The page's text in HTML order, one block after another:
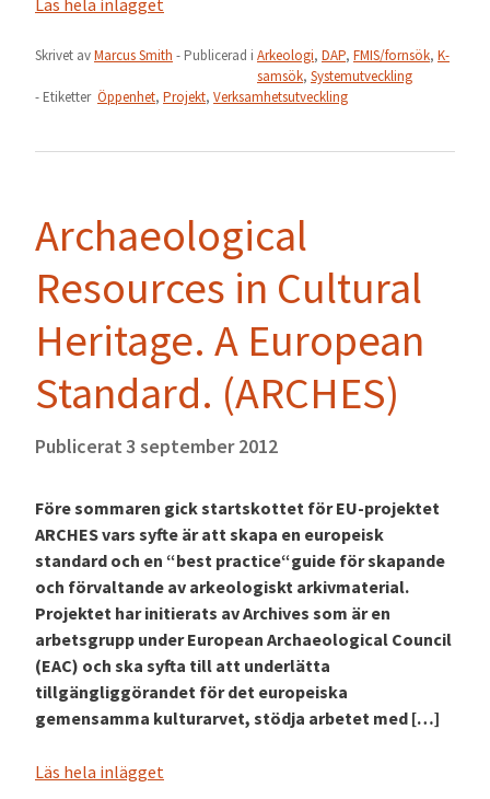
Läs hela inlägget
Skrivet avMarcus Smith - Publicerad i Arkeologi, DAP, FMIS/fornsök, K-
samsök, Systemutveckling
- Etiketter Öppenhet, Projekt, Verksamhetsutveckling
Archaeological
Resources in Cultural
Heritage. A European
Standard. (ARCHES)
Publicerat3 september 2012
Före sommaren gick startskottet för EU-projektet
ARCHES vars syfte är att skapa en europeisk
standard och en “best practice“guide för skapande
och förvaltande av arkeologiskt arkivmaterial.
Projektet har initierats av Archives som är en
arbetsgrupp under European Archaeological Council
(EAC) och ska syfta till att underlätta
tillgängliggörandet för det europeiska
gemensamma kulturarvet, stödja arbetet med […]
Läs hela inlägget